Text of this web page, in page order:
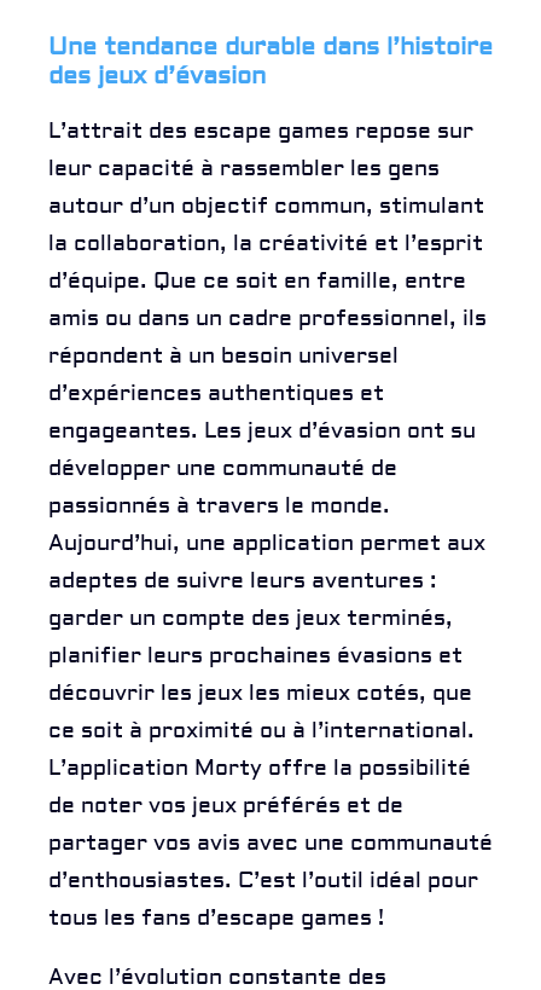
Une tendance durable dans l’histoire
des jeux d’évasion
L’attrait des escape games repose sur
leur capacité à rassembler les gens
autour d’un objectif commun, stimulant
la collaboration, la créativité et l’esprit
d’équipe. Que ce soit en famille, entre
amis ou dans un cadre professionnel, ils
répondent à un besoin universel
d’expériences authentiques et
engageantes. Les jeux d’évasion ont su
développer une communauté de
passionnés à travers le monde.
Aujourd’hui, une application permet aux
adeptes de suivre leurs aventures :
garder un compte des jeux terminés,
planifier leurs prochaines évasions et
découvrir les jeux les mieux cotés, que
ce soit à proximité ou à l’international.
L’application Morty offre la possibilité
de noter vos jeux préférés et de
partager vos avis avec une communauté
d’enthousiastes. C’est l’outil idéal pour
tous les fans d’escape games !
Avec l’évolution constante des